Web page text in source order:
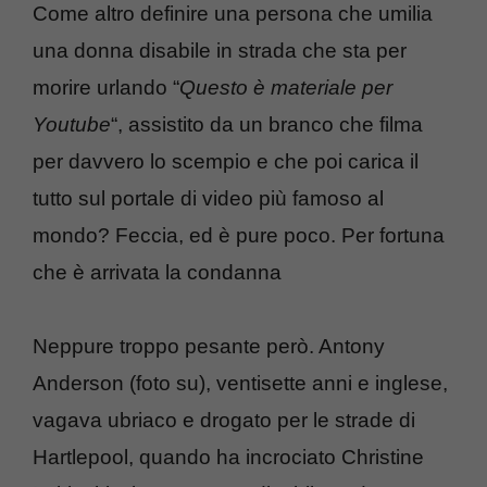
Come altro definire una persona che umilia
una donna disabile in strada che sta per
morire urlando “Questo è materiale per
Youtube“, assistito da un branco che filma
per davvero lo scempio e che poi carica il
tutto sul portale di video più famoso al
mondo? Feccia, ed è pure poco. Per fortuna
che è arrivata la condanna
Neppure troppo pesante però. Antony
Anderson (foto su), ventisette anni e inglese,
vagava ubriaco e drogato per le strade di
Hartlepool, quando ha incrociato Christine